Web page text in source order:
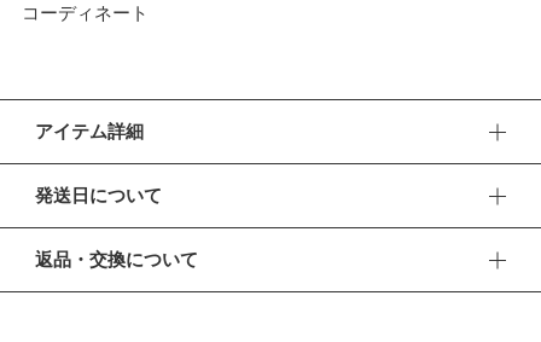
コーディネート
アイテム詳細
寄り添う品のよいレインポンチョです。
【デザイン】
発送日について
休業期間 2026年8月13日(木) 〜 16日(日)
返品・交換について